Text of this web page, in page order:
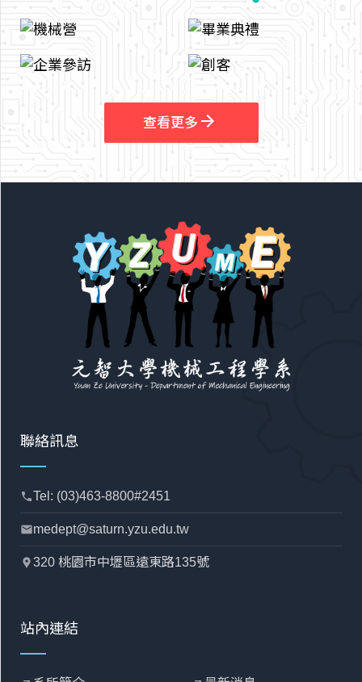
查看更多
聯絡訊息
phoneTel: (03)463-8800#2451
mailmedept@saturn.yzu.edu.tw
location_pin320 桃園市中壢區遠東路135號
站內連結